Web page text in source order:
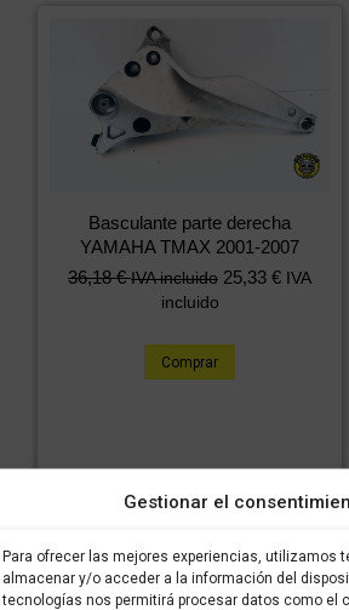
Gestionar el
Para ofrecer las mejores experiencias, utilizamos
almacenar y/o acceder a la información del
tecnologías nos permitirá procesar datos como el
Basculante parte derecha
YAMAHA TMAX 2001-2007
36,18€ IVA incluido 25,33 € IVA
incluido
Comprar